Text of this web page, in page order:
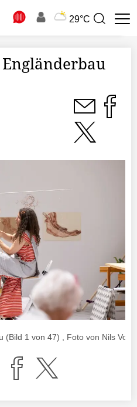
29°C
Suchbegriff
(Bild 1 von 47) , Foto von Nils